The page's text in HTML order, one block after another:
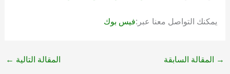
يمكنك التواصل معنا عبر:فيس بوك
→ المقالة السابقة المقالة التالية ←